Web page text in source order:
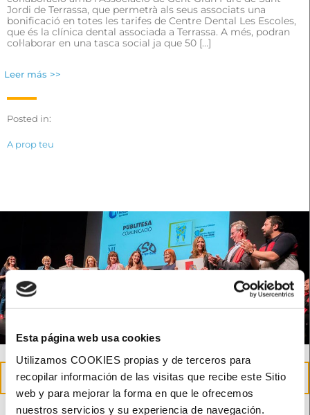
Esta página web usa cookies
Utilizamos COOKIES propias y de terceros para
recopilar información de las visitas que recibe este Sitio
web y para mejorar la forma en que le ofrecemos
nuestros servicios y su experiencia de navegación.
Jordi de Terrassa, que permetrà als seus associats una
bonificació en totes les tarifes de Centre Dental Les Escoles,
que és la clínica dental associada a Terrassa. A més, podran
col·laborar en una tasca social ja que 50 […]
Leer más >>
Posted in:
A prop teu
23
maig
Reconeixement de Creu Roja a la nostra tasca social